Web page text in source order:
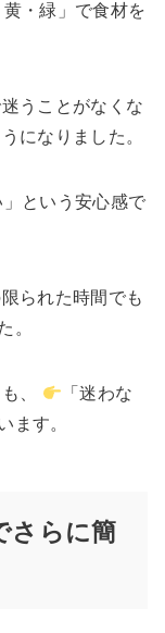
黄・緑」で食材を
うことがなくな
になりました。
という安心感で
られた時間でも
。
、
「迷わな
ます。
さらに簡